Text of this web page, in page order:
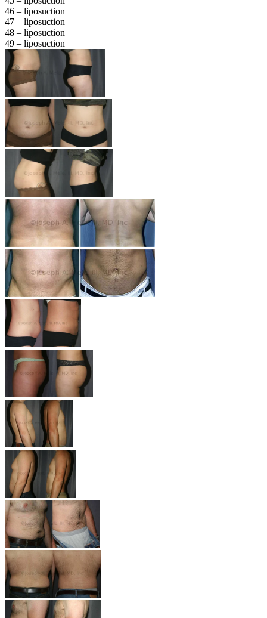
46 – liposuction
47 – liposuction
48 – liposuction
49 – liposuction